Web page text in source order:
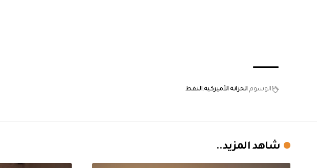
الوسوم الخزانة الأميركية النفط
شاهد المزيد..